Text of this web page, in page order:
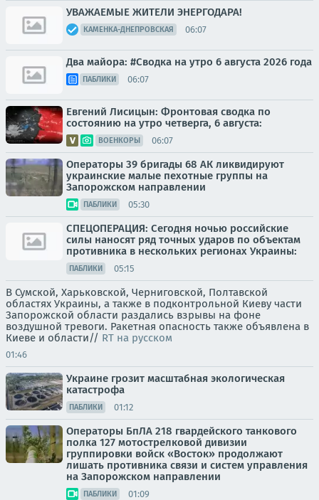
УВАЖАЕМЫЕ ЖИТЕЛИ ЭНЕРГОДАРА!
КАМЕНКА-ДНЕПРОВСКАЯ 06:07
Два майора: #Сводка на утро 6 августа 2026 года
ПАБЛИКИ 06:07
Евгений Лисицын: Фронтовая сводка по
состоянию на утро четверга, 6 августа:
ВОЕНКОРЫ 06:07
Операторы 39 бригады 68 АК ликвидируют
украинские малые пехотные группы на
Запорожском направлении
ПАБЛИКИ 05:30
СПЕЦОПЕРАЦИЯ: Сегодня ночью российские
силы наносят ряд точных ударов по объектам
противника в нескольких регионах Украины:
ПАБЛИКИ 05:15
В Сумской, Харьковской, Черниговской, Полтавской
областях Украины, а также в подконтрольной Киеву части
Запорожской области раздались взрывы на фоне
воздушной тревоги. Ракетная опасность также объявлена в
Киеве и области// RT на русском
01:46
Украине грозит масштабная экологическая
катастрофа
ПАБЛИКИ 01:12
Операторы БпЛА 218 гвардейского танкового
полка 127 мотострелковой дивизии
группировки войск «Восток» продолжают
лишать противника связи и систем управления
на Запорожском направлении
ПАБЛИКИ 01:09